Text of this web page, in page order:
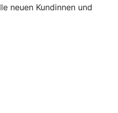
neuen Kundinnen und